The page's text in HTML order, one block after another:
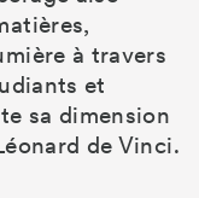
à travers
et
sa dimension
de Vinci.